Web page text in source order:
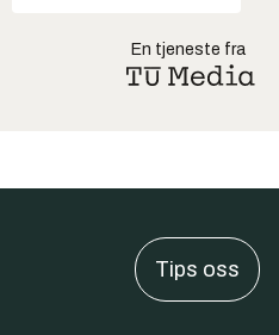
En tjeneste fra
Tips oss